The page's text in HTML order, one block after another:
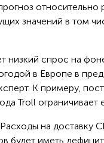
относительно
значений в том
низкий спрос на
в Европе в
К примеру,
Troll ограничивает
на доставку
будет иметь